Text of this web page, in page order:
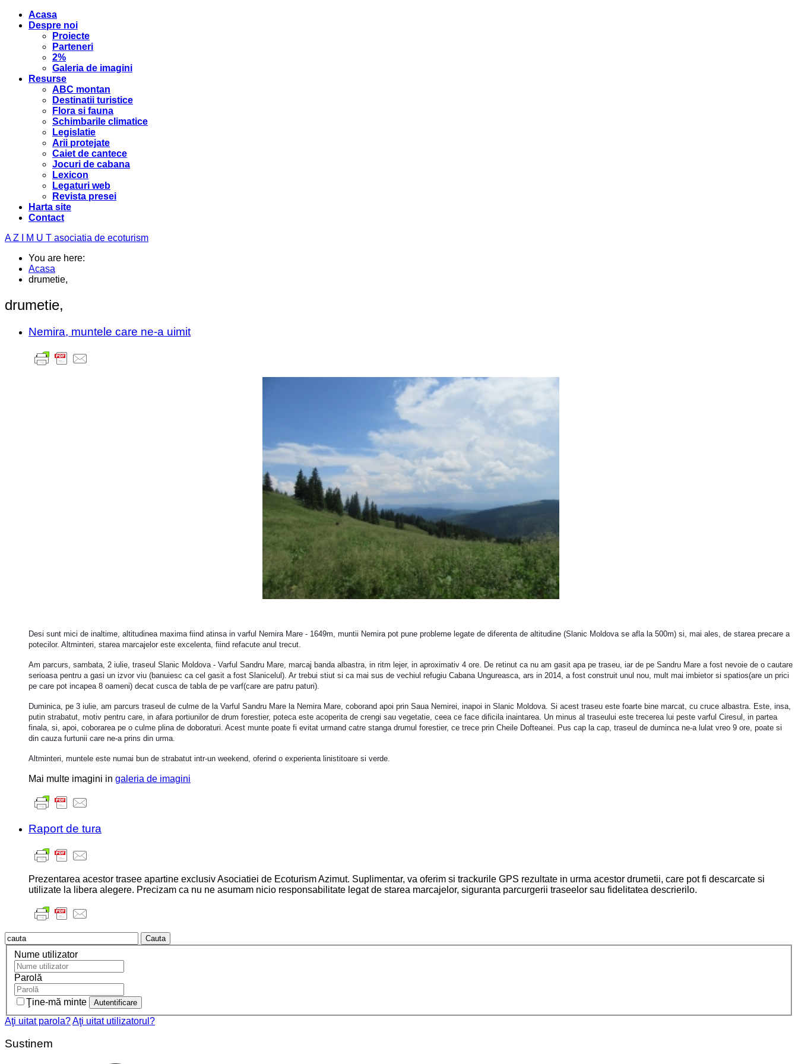
Acasa
Despre noi
Proiecte
Parteneri
2%
Galeria de imagini
Resurse
ABC montan
Destinatii turistice
Flora si fauna
Schimbarile climatice
Legislatie
Arii protejate
Caiet de cantece
Jocuri de cabana
Lexicon
Legaturi web
Revista presei
Harta site
Contact
A Z I M U T asociatia de ecoturism
You are here:
Acasa
drumetie,
drumetie,
Nemira, muntele care ne-a uimit
Desi sunt mici de inaltime, altitudinea maxima fiind atinsa in varful Nemira Mare - 1649m, muntii Nemira pot pune probleme legate de diferenta de altitudine (Slanic Moldova se afla la 500m) si, mai ales, de starea precare a
potecilor. Altminteri, starea marcajelor este excelenta, fiind refacute anul trecut.
Am parcurs, sambata, 2 iulie, traseul Slanic Moldova - Varful Sandru Mare, marcaj banda albastra, in ritm lejer, in aproximativ 4 ore. De retinut ca nu am gasit apa pe traseu, iar de pe Sandru Mare a fost nevoie de o cautare
serioasa pentru a gasi un izvor viu (banuiesc ca cel gasit a fost Slanicelul). Ar trebui stiut si ca mai sus de vechiul refugiu Cabana Ungureasca, ars in 2014, a fost construit unul nou, mult mai imbietor si spatios(are un prici
pe care pot incapea 8 oameni) decat cusca de tabla de pe varf(care are patru paturi).
Duminica, pe 3 iulie, am parcurs traseul de culme de la Varful Sandru Mare la Nemira Mare, coborand apoi prin Saua Nemirei, inapoi in Slanic Moldova. Si acest traseu este foarte bine marcat, cu cruce albastra. Este, insa,
putin strabatut, motiv pentru care, in afara portiunilor de drum forestier, poteca este acoperita de crengi sau vegetatie, ceea ce face dificila inaintarea. Un minus al traseului este trecerea lui peste varful Ciresul, in partea
finala, si, apoi, coborarea pe o culme plina de doboraturi. Acest munte poate fi evitat urmand catre stanga drumul forestier, ce trece prin Cheile Dofteanei. Pus cap la cap, traseul de duminca ne-a lulat vreo 9 ore, poate si
din cauza furtunii care ne-a prins din urma.
Altminteri, muntele este numai bun de strabatut intr-un weekend, oferind o experienta linistitoare si verde.
Mai multe imagini in galeria de imagini
Raport de tura
Prezentarea acestor trasee apartine exclusiv Asociatiei de Ecoturism Azimut. Suplimentar, va oferim si trackurile GPS rezultate in urma acestor drumetii, care pot fi descarcate si
utilizate la libera alegere. Precizam ca nu ne asumam nicio responsabilitate legat de starea marcajelor, siguranta parcurgerii traseelor sau fidelitatea descrierilo.
Cauta
Nume utilizator
Parolă
Ţine-mă minte
Aţi uitat parola?Aţi uitat utilizatorul?
Sustinem